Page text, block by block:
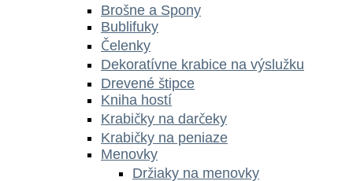
Brošne a Spony
Bublifuky
Čelenky
Dekoratívne krabice na výslužku
Drevené štipce
Kniha hostí
Krabičky na darčeky
Krabičky na peniaze
Menovky
Držiaky na menovky